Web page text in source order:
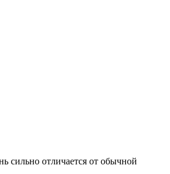
сильно отличается от обычной